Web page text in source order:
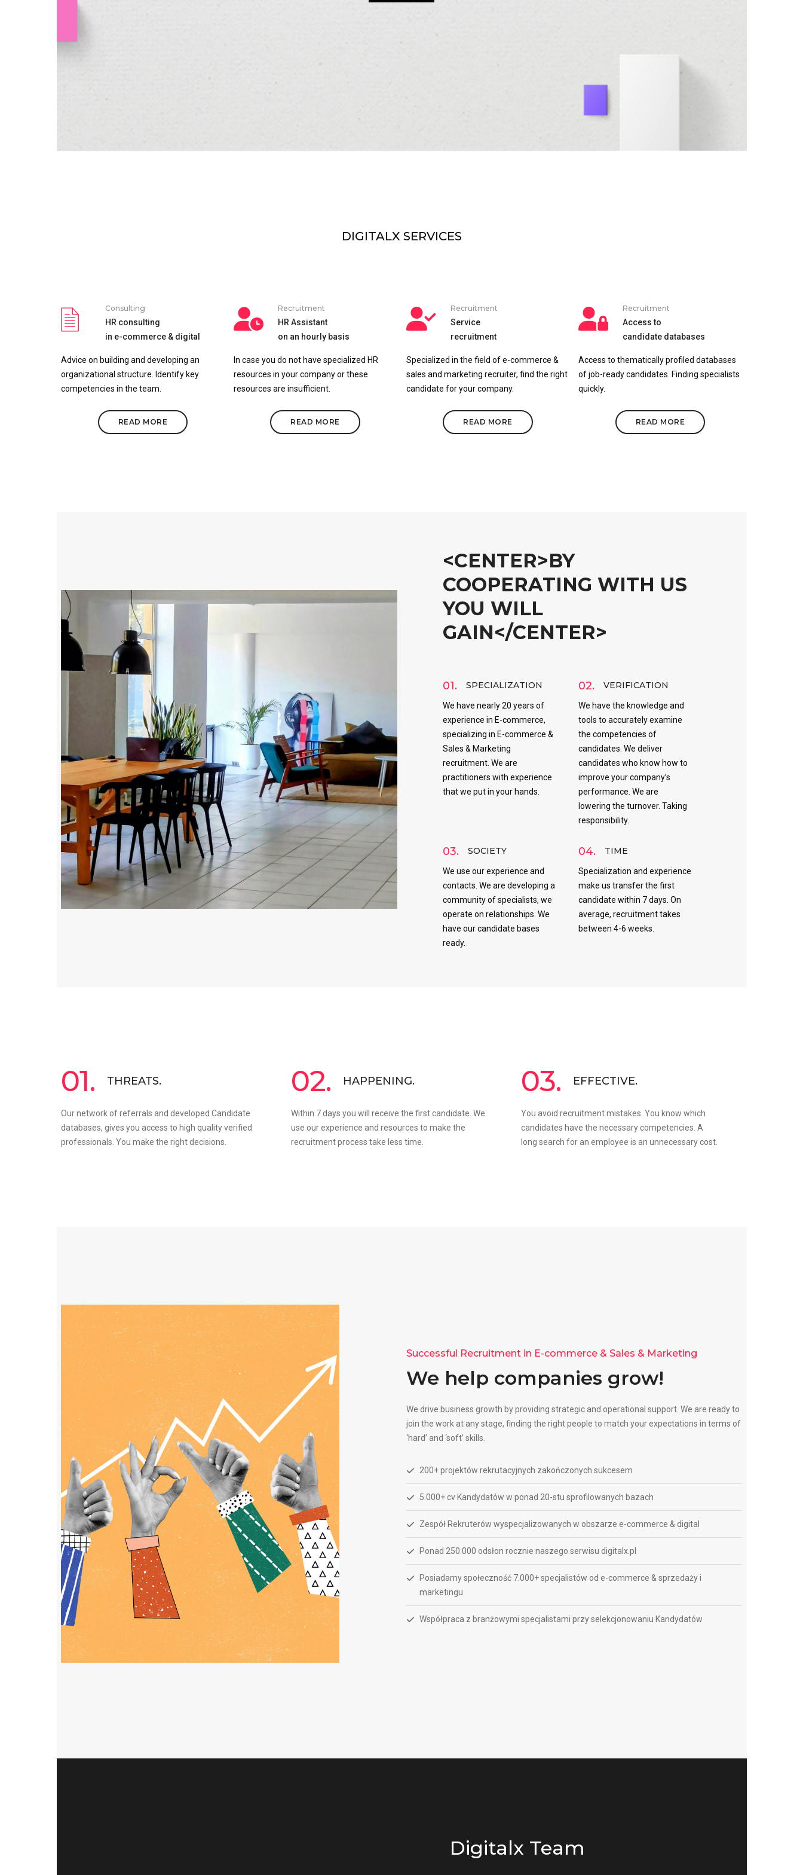
DIGITALX SERVICES
Consulting
HR consulting
in e-commerce & digital
Advice on building and developing an
organizational structure. Identify key
competencies in the team.
READ MORE
Recruitment
HR Assistant
on an hourly basis
In case you do not have specialized HR
resources in your company or these
resources are insufficient.
READ MORE
Recruitment
Service
recruitment
Specialized in the field of e-commerce &
sales and marketing recruiter, find the right
candidate for your company.
READ MORE
Recruitment
Access to
candidate databases
Access to thematically profiled databases
of job-ready candidates. Finding specialists
quickly.
READ MORE
<CENTER>BY
COOPERATING WITH US
YOU WILL
GAIN</CENTER>
01. SPECIALIZATION
We have nearly 20 years of
experience in E-commerce,
specializing in E-commerce &
Sales & Marketing
recruitment. We are
practitioners with experience
that we put in your hands.
02. VERIFICATION
We have the knowledge and
tools to accurately examine
the competencies of
candidates. We deliver
candidates who know how to
improve your company’s
performance. We are
lowering the turnover. Taking
responsibility.
03. SOCIETY
We use our experience and
contacts. We are developing a
community of specialists, we
operate on relationships. We
have our candidate bases
ready.
04. TIME
Specialization and experience
make us transfer the first
candidate within 7 days. On
average, recruitment takes
between 4-6 weeks.
01. THREATS.
Our network of referrals and developed Candidate
databases, gives you access to high quality verified
professionals. You make the right decisions.
02. HAPPENING.
Within 7 days you will receive the first candidate. We
use our experience and resources to make the
recruitment process take less time.
03. EFFECTIVE.
You avoid recruitment mistakes. You know which
candidates have the necessary competencies. A
long search for an employee is an unnecessary cost.
Successful Recruitment in E-commerce & Sales & Marketing
We help companies grow!
We drive business growth by providing strategic and operational support. We are ready to
join the work at any stage, finding the right people to match your expectations in terms of
‘hard’ and ‘soft’ skills.
200+ projektów rekrutacyjnych zakończonych sukcesem
5.000+ cv Kandydatów w ponad 20-stu sprofilowanych bazach
Zespół Rekruterów wyspecjalizowanych w obszarze e-commerce & digital
Ponad 250.000 odsłon rocznie naszego serwisu digitalx.pl
Posiadamy społeczność 7.000+ specjalistów od e-commerce & sprzedaży i
marketingu
Współpraca z branżowymi specjalistami przy selekcjonowaniu Kandydatów
Digitalx Team